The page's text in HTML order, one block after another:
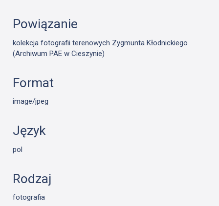
Powiązanie
kolekcja fotografii terenowych Zygmunta Kłodnickiego
(Archiwum PAE w Cieszynie)
Format
image/jpeg
Język
pol
Rodzaj
fotografia